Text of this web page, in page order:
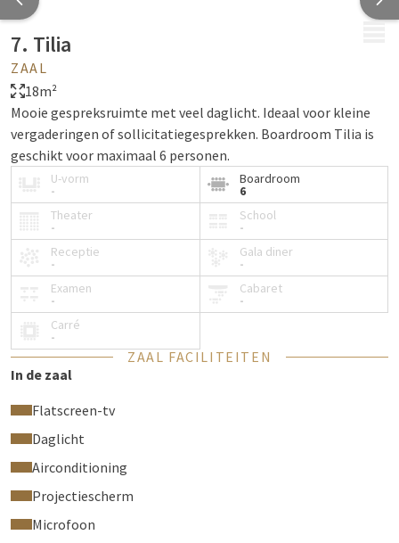
7. Tilia
ZAAL
18m²
Mooie gespreksruimte met veel daglicht. Ideaal voor kleine
vergaderingen of sollicitatiegesprekken. Boardroom Tilia is
geschikt voor maximaal 6 personen.
U-vorm
-
Boardroom
6
Theater
-
School
-
Receptie
-
Gala diner
-
Examen
-
Cabaret
-
Carré
-
ZAAL FACILITEITEN
In de zaal
Flatscreen-tv
Daglicht
Airconditioning
Projectiescherm
Microfoon